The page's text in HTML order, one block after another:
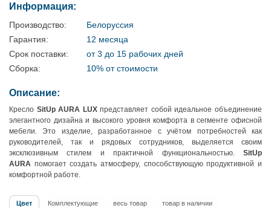
Информация:
Производство:
Белоруссия
Гарантия:
12 месяца
Срок поставки:
от 3 до 15 рабочих дней
Сборка:
10% от стоимости
Описание:
Кресло SitUp AURA LUXпредставляет собой идеальное объединение
элегантного дизайна и высокого уровня комфорта в сегменте офисной
мебели. Это изделие, разработанное с учётом потребностей как
руководителей, так и рядовых сотрудников, выделяется своим
эксклюзивным стилем и практичной функциональностью. SitUp
AURA помогает создать атмосферу, способствующую продуктивной и
комфортной работе.
Цвет Комплектующие весь товар товар в наличии